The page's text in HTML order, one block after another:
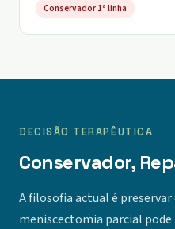
Conservador 1ª linha
DECISÃO TERAPÊUTICA
Conservador,
A filosofia actual é
meniscectomia parcial